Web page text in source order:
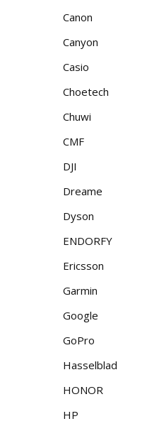
Canon
Canyon
Casio
Choetech
Chuwi
CMF
DJI
Dreame
Dyson
ENDORFY
Ericsson
Garmin
Google
GoPro
Hasselblad
HONOR
HP